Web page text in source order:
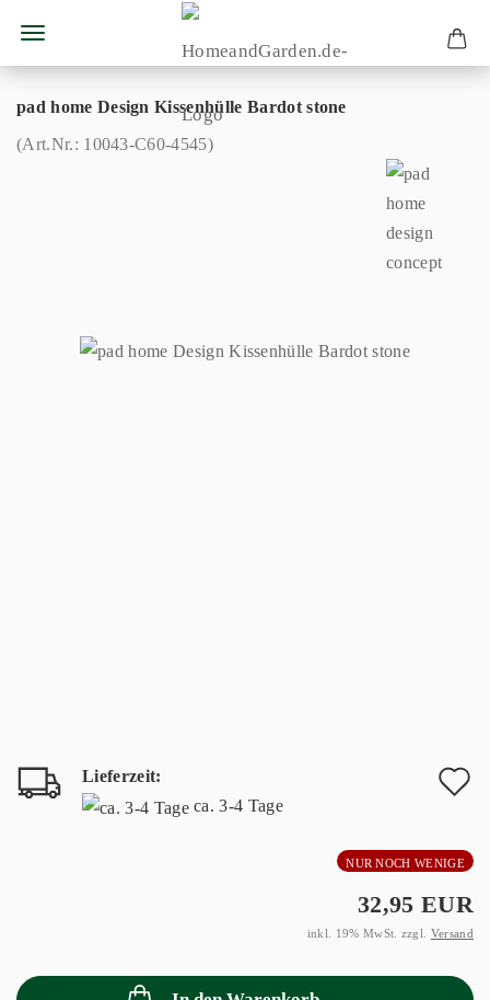
pad home Design Kissenhülle Bardot stone
(Art.Nr.: 10043-C60-4545)
Lieferzeit:
ca. 3-4 Tage
NUR NOCH WENIGE
32,95 EUR
inkl. 19% MwSt. zzgl. Versand